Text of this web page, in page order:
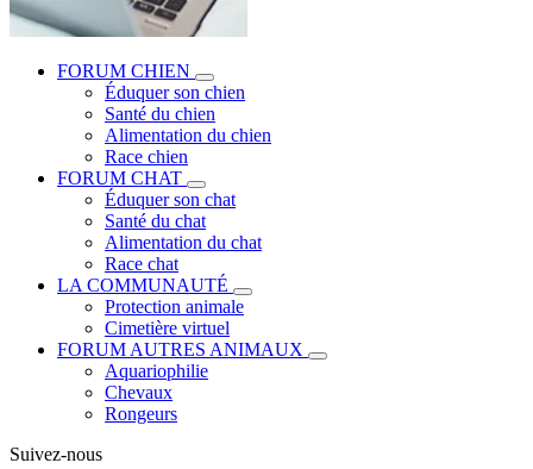
FORUM CHIEN
Éduquer son chien
Santé du chien
Alimentation du chien
Race chien
FORUM CHAT
Éduquer son chat
Santé du chat
Alimentation du chat
Race chat
LA COMMUNAUTÉ
Protection animale
Cimetière virtuel
FORUM AUTRES ANIMAUX
Aquariophilie
Chevaux
Rongeurs
Suivez-nous